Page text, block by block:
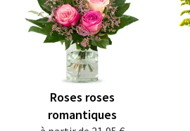
Roses roses
romantiques